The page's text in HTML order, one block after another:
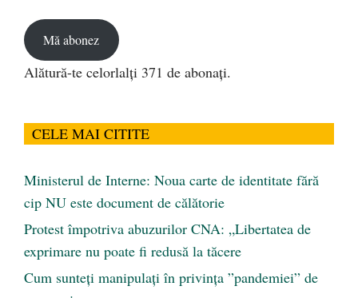
Mă abonez
Alătură-te celorlalți 371 de abonați.
CELE MAI CITITE
Ministerul de Interne: Noua carte de identitate fără
cip NU este document de călătorie
Protest împotriva abuzurilor CNA: „Libertatea de
exprimare nu poate fi redusă la tăcere
Cum sunteți manipulați în privința ”pandemiei” de